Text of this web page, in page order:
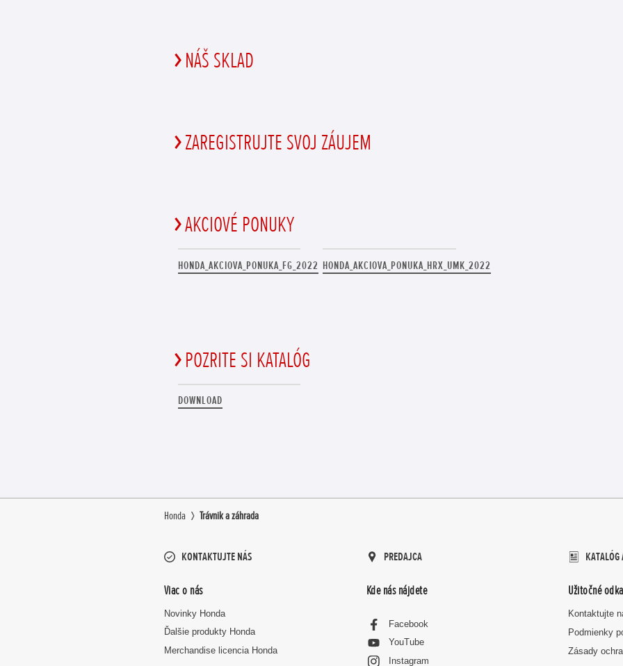
NÁŠ SKLAD
ZAREGISTRUJTE SVOJ ZÁUJEM
AKCIOVÉ PONUKY
HONDA_AKCIOVA_PONUKA_FG_2022 HONDA_AKCIOVA_PONUKA_HRX_UMK_2022
POZRITE SI KATALÓG
DOWNLOAD
Honda Trávnik a záhrada
KONTAKTUJTE NÁS PREDAJCA
Viac o nás
Novinky Honda
Ďalšie produkty Honda
Merchandise licencia Honda
Kde nás nájdete
Facebook
YouTube
Instagram
Užitočné
Kontaktujte
Podmienky
Zásady